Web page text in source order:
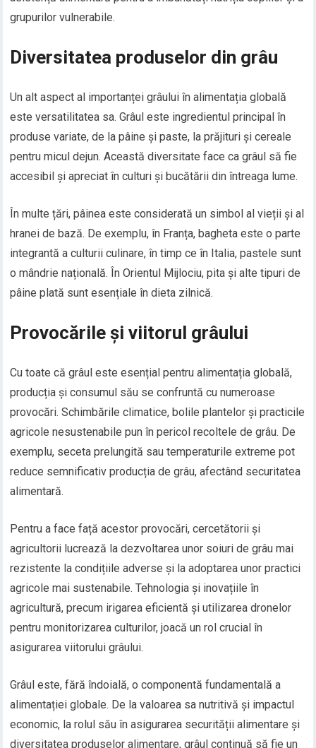
grupurilor vulnerabile.
Diversitatea produselor din grâu
Un alt aspect al importanței grâului în alimentația globală
este versatilitatea sa. Grâul este ingredientul principal în
produse variate, de la pâine și paste, la prăjituri și cereale
pentru micul dejun. Această diversitate face ca grâul să fie
accesibil și apreciat în culturi și bucătării din întreaga lume.
În multe țări, pâinea este considerată un simbol al vieții și al
hranei de bază. De exemplu, în Franța, bagheta este o parte
integrantă a culturii culinare, în timp ce în Italia, pastele sunt
o mândrie națională. În Orientul Mijlociu, pita și alte tipuri de
pâine plată sunt esențiale în dieta zilnică.
Provocările și viitorul grâului
Cu toate că grâul este esențial pentru alimentația globală,
producția și consumul său se confruntă cu numeroase
provocări. Schimbările climatice, bolile plantelor și practicile
agricole nesustenabile pun în pericol recoltele de grâu. De
exemplu, seceta prelungită sau temperaturile extreme pot
reduce semnificativ producția de grâu, afectând securitatea
alimentară.
Pentru a face față acestor provocări, cercetătorii și
agricultorii lucrează la dezvoltarea unor soiuri de grâu mai
rezistente la condițiile adverse și la adoptarea unor practici
agricole mai sustenabile. Tehnologia și inovațiile în
agricultură, precum irigarea eficientă și utilizarea dronelor
pentru monitorizarea culturilor, joacă un rol crucial în
asigurarea viitorului grâului.
Grâul este, fără îndoială, o componentă fundamentală a
alimentației globale. De la valoarea sa nutritivă și impactul
economic, la rolul său în asigurarea securității alimentare și
diversitatea produselor alimentare, grâul continuă să fie un